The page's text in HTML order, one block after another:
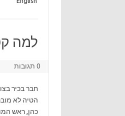
למה
0 תגובות
חבר בכיר
הטיה לא
כהן, ראש